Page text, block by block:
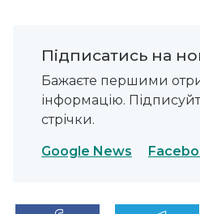
Підписатись на
Бажаєте першими
інформацію.
стрічки.
Google News